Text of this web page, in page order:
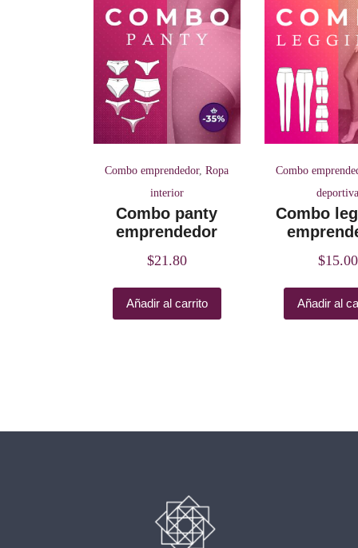
Combo emprendedor,Ropa
interior
Combo panty
emprendedor
$21.80
Añadir al carrito
Combo
deportiva
Combo
$15.00
Añadir al